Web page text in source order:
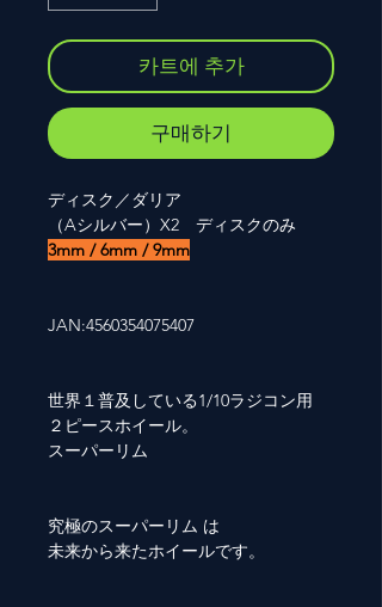
카트에 추가
구매하기
ディスク／ダリア
（Aシルバー）X2 ディスクのみ
3mm / 6mm / 9mm
JAN:4560354075407
世界１普及している1/10ラジコン用
２ピースホイール。
スーパーリム
究極のスーパーリム は
未来から来たホイールです。